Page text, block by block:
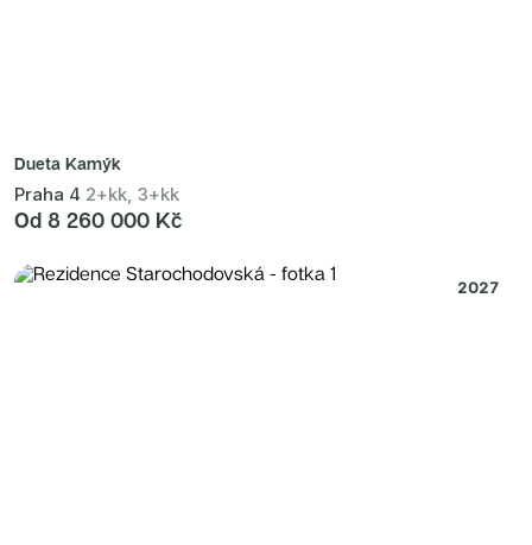
Dueta Kamýk
Praha 4 2+kk, 3+kk
Od 8 260 000 Kč
2027